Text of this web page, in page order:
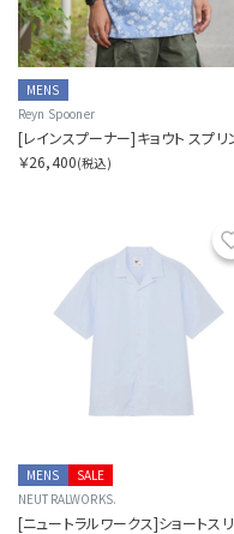
MENS
Reyn Spooner
￥26,400(税込)
SALE
MENS
NEUTRALWORKS.